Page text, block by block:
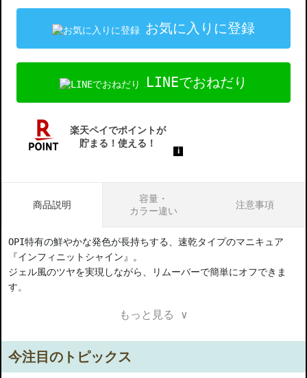
お気に入りに登録
LINEでおねだり
商品説明
容量・
カラー違い
注意事項
OPI特有の鮮やかな発色が長持ちする、速乾タイプのマニキュア
『インフィニットシャイン』。
ジェル風のツヤを実現しながら、リムーバーで簡単にオフできま
す。
ヴィーガン処方**に改良されました。
* インフィニットシャインシリーズのトップコート、ベースコー
トを使用した場合。爪の状況や使用環境によって異なります。
もっと見る ∨
今注目のトピックス